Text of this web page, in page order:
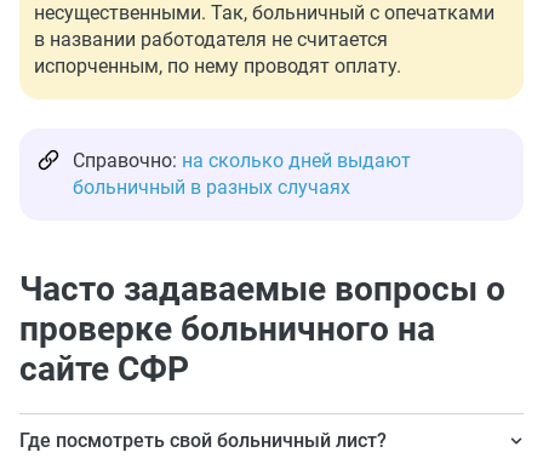
несущественными. Так, больничный с опечатками
в названии работодателя не считается
испорченным, по нему проводят оплату.
Справочно: на сколько дней выдают
больничный в разных случаях
Часто задаваемые вопросы о
проверке больничного на
сайте СФР
Где посмотреть свой больничный лист?